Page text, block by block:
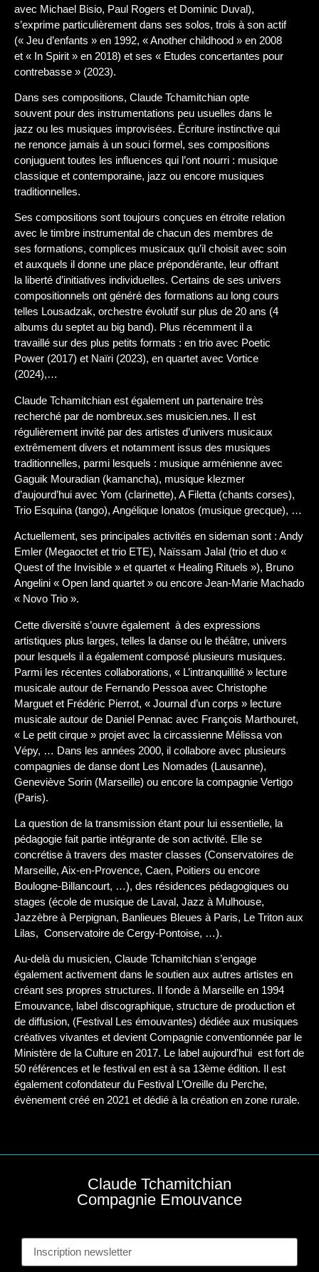
avec Michael Bisio, Paul Rogers et Dominic Duval),
s’exprime particulièrement dans ses solos, trois à son actif
(« Jeu d’enfants » en 1992, « Another childhood » en 2008
et « In Spirit » en 2018) et ses « Etudes concertantes pour
contrebasse » (2023).
Dans ses compositions, Claude Tchamitchian opte
souvent pour des instrumentations peu usuelles dans le
jazz ou les musiques improvisées. Écriture instinctive qui
ne renonce jamais à un souci formel, ses compositions
conjuguent toutes les influences qui l’ont nourri : musique
classique et contemporaine, jazz ou encore musiques
traditionnelles.
Ses compositions sont toujours conçues en étroite relation
avec le timbre instrumental de chacun des membres de
ses formations, complices musicaux qu’il choisit avec soin
et auxquels il donne une place prépondérante, leur offrant
la liberté d’initiatives individuelles. Certains de ses univers
compositionnels ont généré des formations au long cours
telles Lousadzak, orchestre évolutif sur plus de 20 ans (4
albums du septet au big band). Plus récemment il a
travaillé sur des plus petits formats : en trio avec Poetic
Power (2017) et Naïri (2023), en quartet avec Vortice
(2024),…
Claude Tchamitchian est également un partenaire très
recherché par de nombreux.ses musicien.nes. Il est
régulièrement invité par des artistes d’univers musicaux
extrêmement divers et notamment issus des musiques
traditionnelles, parmi lesquels : musique arménienne avec
Gaguik Mouradian (kamancha), musique klezmer
d’aujourd’hui avec Yom (clarinette), A Filetta (chants corses),
Trio Esquina (tango), Angélique Ionatos (musique grecque), …
Actuellement, ses principales activités en sideman sont : Andy
Emler (Megaoctet et trio ETE), Naïssam Jalal (trio et duo «
Quest of the Invisible » et quartet « Healing Rituels »), Bruno
Angelini « Open land quartet » ou encore Jean-Marie Machado
« Novo Trio ».
Cette diversité s’ouvre également à des expressions
artistiques plus larges, telles la danse ou le théâtre, univers
pour lesquels il a également composé plusieurs musiques.
Parmi les récentes collaborations, « L’intranquillité » lecture
musicale autour de Fernando Pessoa avec Christophe
Marguet et Frédéric Pierrot, « Journal d’un corps » lecture
musicale autour de Daniel Pennac avec François Marthouret,
« Le petit cirque » projet avec la circassienne Mélissa von
Vépy, … Dans les années 2000, il collabore avec plusieurs
compagnies de danse dont Les Nomades (Lausanne),
Geneviève Sorin (Marseille) ou encore la compagnie Vertigo
(Paris).
La question de la transmission étant pour lui essentielle, la
pédagogie fait partie intégrante de son activité. Elle se
concrétise à travers des master classes (Conservatoires de
Marseille, Aix-en-Provence, Caen, Poitiers ou encore
Boulogne-Billancourt, …), des résidences pédagogiques ou
stages (école de musique de Laval, Jazz à Mulhouse,
Jazzèbre à Perpignan, Banlieues Bleues à Paris, Le Triton aux
Lilas, Conservatoire de Cergy-Pontoise, …).
Au-delà du musicien, Claude Tchamitchian s’engage
également activement dans le soutien aux autres artistes en
créant ses propres structures. Il fonde à Marseille en 1994
Emouvance, label discographique, structure de production et
de diffusion, (Festival Les émouvantes) dédiée aux musiques
créatives vivantes et devient Compagnie conventionnée par le
Ministère de la Culture en 2017. Le label aujourd’hui est fort de
50 références et le festival en est à sa 13ème édition. Il est
également cofondateur du Festival L’Oreille du Perche,
évènement créé en 2021 et dédié à la création en zone rurale.
Claude Tchamitchian
Compagnie Emouvance